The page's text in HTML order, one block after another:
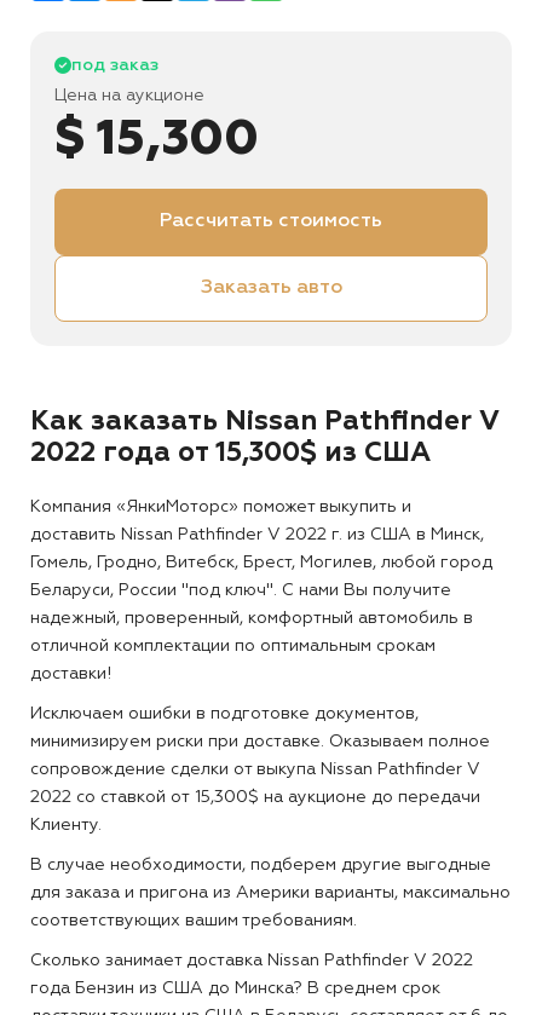
под заказ
Цена на аукционе
$ 15,300
Рассчитать стоимость
Заказать авто
Как заказать Nissan Pathfinder V
2022 года от 15,300$ из США
Компания «ЯнкиМоторс» поможет выкупить и
доставить Nissan Pathfinder V 2022 г. из США в Минск,
Гомель, Гродно, Витебск, Брест, Могилев, любой город
Беларуси, России "под ключ". С нами Вы получите
надежный, проверенный, комфортный автомобиль в
отличной комплектации по оптимальным срокам
доставки!
Исключаем ошибки в подготовке документов,
минимизируем риски при доставке. Оказываем полное
сопровождение сделки от выкупа Nissan Pathfinder V
2022 со ставкой от 15,300$ на аукционе до передачи
Клиенту.
В случае необходимости, подберем другие выгодные
для заказа и пригона из Америки варианты, максимально
соответствующих вашим требованиям.
Сколько занимает доставка Nissan Pathfinder V 2022
года Бензин из США до Минска? В среднем срок